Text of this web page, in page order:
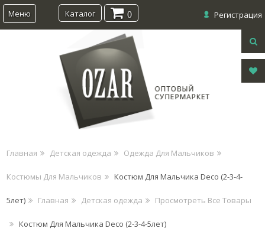
Меню Регистрация
Каталог 0
Главная Детская одежда Одежда Для Мальчиков
Костюмы Для Мальчиков Костюм Для Мальчика Deco (2-3-4-
5лет) Главная Детская одежда Просмотреть Все Товары
Костюм Для Мальчика Deco (2-3-4-5лет)